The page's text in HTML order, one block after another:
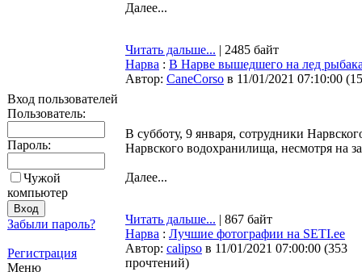
Вход пользователей
Пользователь:
Пароль:
Чужой
компьютер
Забыли пароль?
Регистрация
Меню
Далее...
Читать дальше... | 2485 байт
Нарва : В Нарве вышедшего на лед
Автор: CaneCorso в 11/01/2021 07:10:00 (
В субботу, 9 января, сотрудники
Нарвского водохранилища, несмотря на
Далее...
Читать дальше... | 867 байт
Нарва : Лучшие фотографии на SETI.ee
Автор: calipso в 11/01/2021 07:00:00 (353
прочтений)